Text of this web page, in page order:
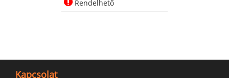
Rendelhető
Kapcsolat